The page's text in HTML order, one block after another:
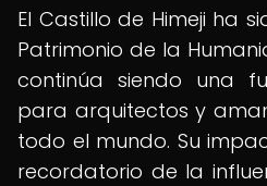
El Castillo de Himeji ha
Patrimonio de la
continúa siendo una
para arquitectos y
todo el mundo. Su
recordatorio de la